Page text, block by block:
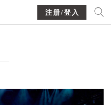
注册/登入